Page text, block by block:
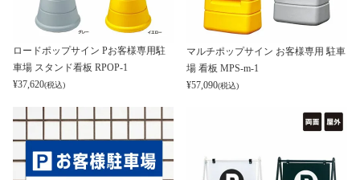
ロードポップサイン Pお客様専用駐
車場 スタンド看板 RPOP-1
¥37,620(税込)
マルチポップサイン お客様専用 駐車
場 看板 MPS-m-1
¥57,090(税込)